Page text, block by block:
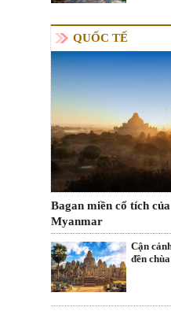
QUỐC TẾ
Bagan miền cổ tích
Myanmar
Cận
đền